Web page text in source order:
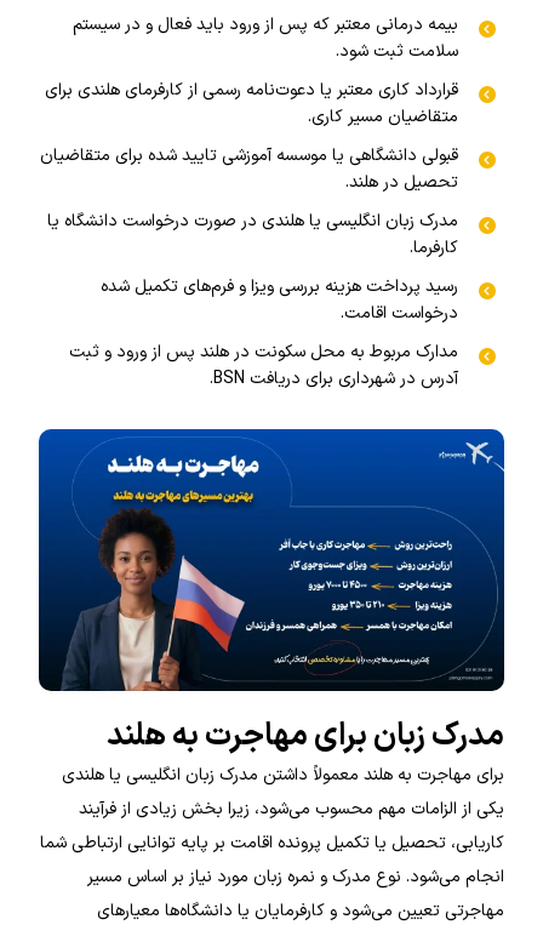
بیمه درمانی معتبر که پس از ورود باید فعال و در سیستم
سلامت ثبت شود.
قرارداد کاری معتبر یا دعوت‌نامه رسمی از کارفرمای هلندی برای
متقاضیان مسیر کاری.
قبولی دانشگاهی یا موسسه آموزشی تایید شده برای متقاضیان
تحصیل در هلند.
مدرک زبان انگلیسی یا هلندی در صورت درخواست دانشگاه یا
کارفرما.
رسید پرداخت هزینه بررسی ویزا و فرم‌های تکمیل شده
درخواست اقامت.
مدارک مربوط به محل سکونت در هلند پس از ورود و ثبت
آدرس در شهرداری برای دریافت BSN.
مدرک زبان برای مهاجرت به هلند
برای مهاجرت به هلند معمولاً داشتن مدرک زبان انگلیسی یا هلندی
یکی از الزامات مهم محسوب می‌شود، زیرا بخش زیادی از فرآیند
کاریابی، تحصیل یا تکمیل پرونده اقامت بر پایه توانایی ارتباطی شما
انجام می‌شود. نوع مدرک و نمره زبان مورد نیاز بر اساس مسیر
مهاجرتی تعیین می‌شود و کارفرمایان یا دانشگاه‌ها معیارهای